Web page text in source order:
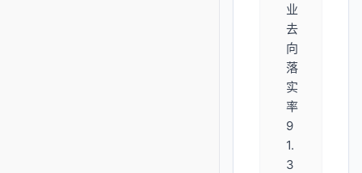
业
去
向
落
实
率
9
1.
3